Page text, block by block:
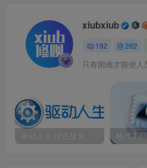
xiubxiub
192 262
只有困难才能使
驱动人生-绿色版免安装|一键运行exe